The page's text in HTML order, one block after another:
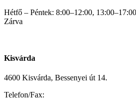
Hétfő – Péntek: 8:00–12:00,
Zárva
Kisvárda
4600 Kisvárda, Bessenyei út 14.
Telefon/Fax: